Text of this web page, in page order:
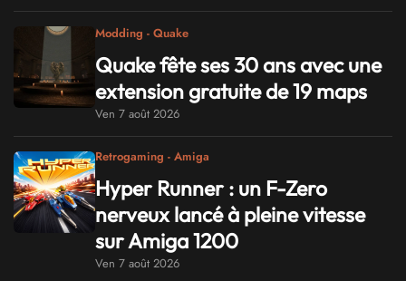
Modding - Quake
Quake fête ses 30 ans avec une
extension gratuite de 19 maps
Ven 7 août 2026
Retrogaming - Amiga
Hyper Runner : un F-Zero
nerveux lancé à pleine vitesse
sur Amiga 1200
Ven 7 août 2026